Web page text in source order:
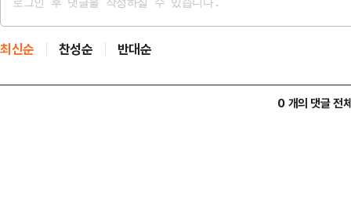
최신순 찬성순 반대순
0 개의 댓글 전